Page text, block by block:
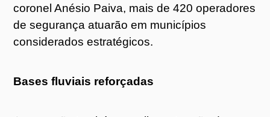
coronel Anésio Paiva, mais de 420 operadores
de segurança atuarão em municípios
considerados estratégicos.
Bases fluviais reforçadas